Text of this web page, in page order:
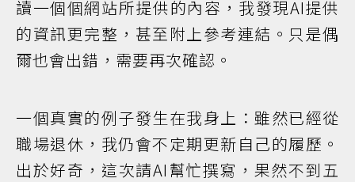
讀一個個網站所提供的內容，我發現AI提供
的資訊更完整，甚至附上參考連結。只是偶
爾也會出錯，需要再次確認。
一個真實的例子發生在我身上：雖然已經從
職場退休，我仍會不定期更新自己的履歷。
出於好奇，這次請AI幫忙撰寫，果然不到五